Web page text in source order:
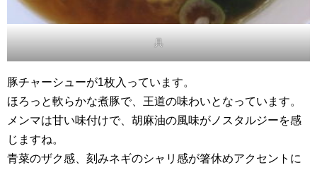
具
豚チャーシューが1枚入っています。
ほろっと軟らかな煮豚で、王道の味わいとなっています。
メンマは甘い味付けで、胡麻油の風味がノスタルジーを感
じますね。
青菜のザク感、刻みネギのシャリ感が箸休めアクセントに